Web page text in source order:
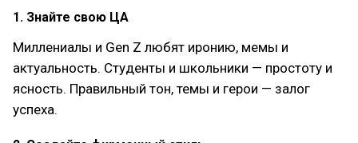
1. Знайте свою ЦА
Миллениалы и Gen Z любят иронию, мемы и
актуальность. Студенты и школьники — простоту и
ясность. Правильный тон, темы и герои — залог
успеха.